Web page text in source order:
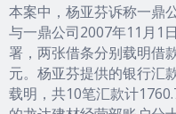
本案中，杨亚芬诉称一鼎
与一鼎公司2007年11月1
署，两张借条分别载明借
元。杨亚芬提供的银行汇
载明，共10笔汇款计